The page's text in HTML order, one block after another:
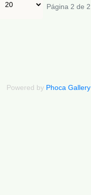
Página 2 de 2
Powered by Phoca Gallery